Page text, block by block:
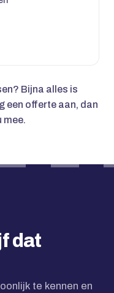
Bijna alles is
een offerte aan, dan
mee.
dat
te kennen en